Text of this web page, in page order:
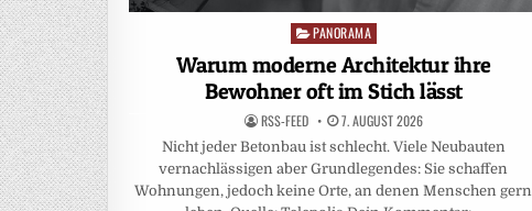
Posted
in
PANORAMA
Warum moderne Architektur ihre
Bewohner oft im Stich lässt
RSS-FEED 7. AUGUST 2026
Nicht jeder Betonbau ist schlecht. Viele Neubauten
vernachlässigen aber Grundlegendes: Sie schaffen
Wohnungen, jedoch keine Orte, an denen Menschen gern